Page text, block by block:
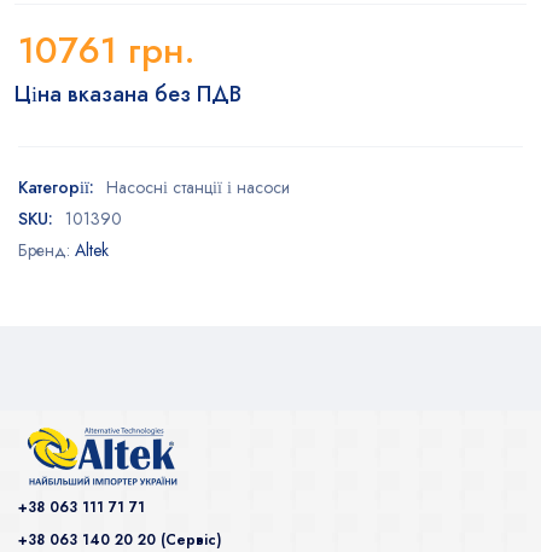
10761 грн.
Ціна вказана без ПДВ
Категорії: Насосні станції і насоси
SKU: 101390
Бренд: Altek
+38 063 111 71 71
+38 063 140 20 20 (Сервiс)